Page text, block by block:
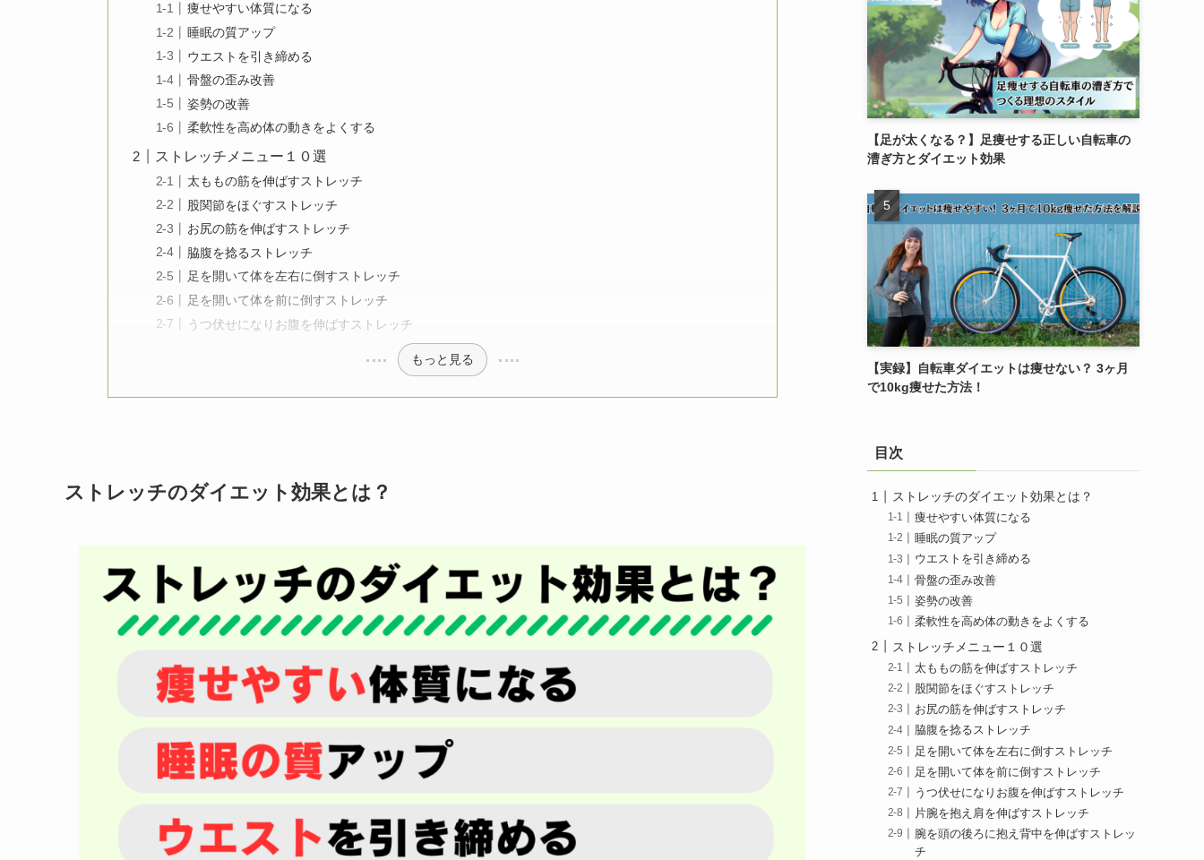
痩せやすい体質になる
睡眠の質アップ
ウエストを引き締める
骨盤の歪み改善
姿勢の改善
柔軟性を高め体の動きをよくする
ストレッチメニュー１０選
太ももの筋を伸ばすストレッチ
股関節をほぐすストレッチ
お尻の筋を伸ばすストレッチ
脇腹を捻るストレッチ
足を開いて体を左右に倒すストレッチ
足を開いて体を前に倒すストレッチ
うつ伏せになりお腹を伸ばすストレッチ
もっと見る
ストレッチのダイエット効果とは？
【足が太くなる？】足痩せする正しい自転車の
漕ぎ方とダイエット効果
【実録】自転車ダイエットは痩せない？ 3ヶ月
で10kg痩せた方法！
目次
ストレッチのダイエット効果とは？
痩せやすい体質になる
睡眠の質アップ
ウエストを引き締める
骨盤の歪み改善
姿勢の改善
柔軟性を高め体の動きをよくする
ストレッチメニュー１０選
太ももの筋を伸ばすストレッチ
股関節をほぐすストレッチ
お尻の筋を伸ばすストレッチ
脇腹を捻るストレッチ
足を開いて体を左右に倒すストレッチ
足を開いて体を前に倒すストレッチ
うつ伏せになりお腹を伸ばすストレッチ
片腕を抱え肩を伸ばすストレッチ
腕を頭の後ろに抱え背中を伸ばすストレッ
チ